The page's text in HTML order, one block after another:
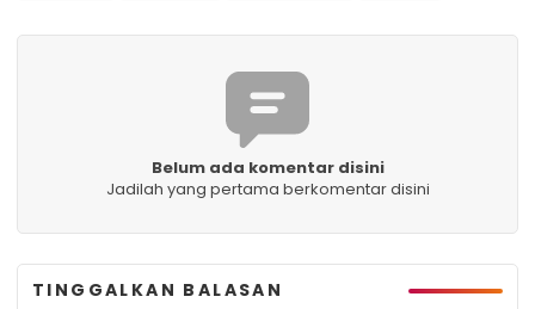
Belum ada komentar disini
Jadilah yang pertama berkomentar disini
TINGGALKAN BALASAN